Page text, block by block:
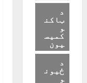
د
ټاکن
و
کمیس
یون
د
ځیون
و